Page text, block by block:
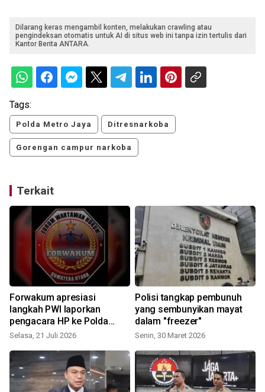
Dilarang keras mengambil konten, melakukan crawling atau
pengindeksan otomatis untuk AI di situs web ini tanpa izin tertulis dari
Kantor Berita ANTARA.
Tags:
Polda Metro Jaya Ditresnarkoba
Gorengan campur narkoba
Terkait
Forwakum apresiasi
langkah PWI laporkan
pengacara HP ke Polda
Metro Jaya
Selasa, 21 Juli 2026
Polisi tangkap pembunuh
yang sembunyikan mayat
dalam "freezer"
Senin, 30 Maret 2026